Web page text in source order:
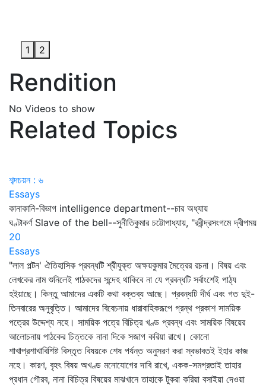
1 2
Rendition
No Videos to show
Related Topics
শব্দচয়ন : ৬
Essays
কানাকানি-বিভাগ intelligence department--চার অধ্যায়
ঘণ্টাকর্ণ Slave of the bell--সুনীতিকুমার চট্টোপাধ্যায়, "রবীন্দ্রসংগমে দ্বীপময়
20
Essays
"লাল পল্টন' ঐতিহাসিক প্রবন্ধটি শ্রীযুক্ত অক্ষয়কুমার মৈত্রের রচনা। বিষয় এবং
লেখকের নাম শুনিলেই পাঠকদের সন্দেহ থাকিবে না যে প্রবন্ধটি সর্বাংশেই পাঠ্য
হইয়াছে। কিন্তু আমাদের একটি কথা বক্তব্য আছে। প্রবন্ধটি দীর্ঘ এবং গত দুই-
তিনবারের অনুবৃত্তি। আমাদের বিবেচনায় ধারাবাহিকরূপে গ্রন্থ প্রকাশ সাময়িক
পত্রের উদ্দেশ্য নহে। সাময়িক পত্রে বিচিত্র খণ্ড প্রবন্ধ এবং সাময়িক বিষয়ের
আলোচনায় পাঠকের চিত্তকে নানা দিকে সজাগ করিয়া রাখে। কোনো
শাখাপ্রশাখাবিশিষ্ট বিস্তৃত বিষয়কে শেষ পর্যন্ত অনুসরণ করা স্বভাবতই ইহার কাজ
নহে। কারণ, বৃহৎ বিষয় অখণ্ড মনোযোগের দাবি রাখে, একক-সমগ্রতাই তাহার
প্রধান গৌরব, নানা বিচিত্র বিষয়ের মাঝখানে তাহাকে টুকরা করিয়া বসাইয়া দেওয়া